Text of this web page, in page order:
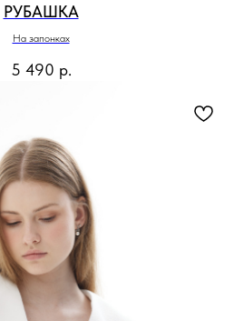
РУБАШКА
На запонках
5 490 р.